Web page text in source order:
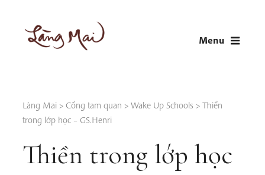
content
Menu
Làng Mai > Cổng tam quan > Wake Up Schools > Thiền
trong lớp học – GS.Henri
Thiền trong lớp học